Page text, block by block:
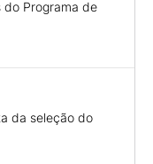
do Programa de
da seleção do